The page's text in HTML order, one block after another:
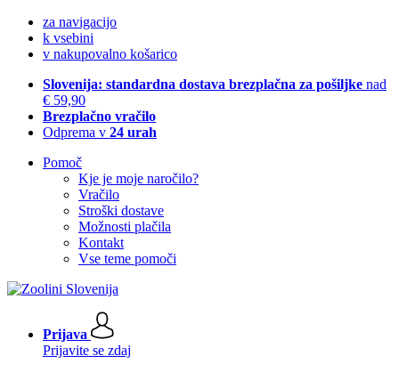
za navigacijo
k vsebini
v nakupovalno košarico
Slovenija: standardna dostava brezplačna za pošiljke nad
€ 59,90
Brezplačno vračilo
Odprema v 24 urah
Pomoč
Kje je moje naročilo?
Vračilo
Stroški dostave
Možnosti plačila
Kontakt
Vse teme pomoči
Prijava
Prijavite se zdaj